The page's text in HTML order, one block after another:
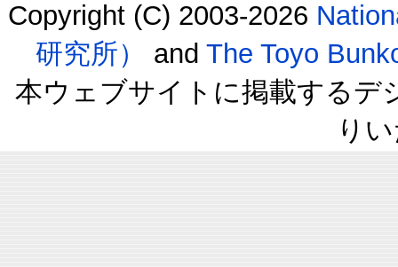
Copyright (C) 2003-2026
研究所）
and The Toyo
本ウェブサイトに掲載するデ
り